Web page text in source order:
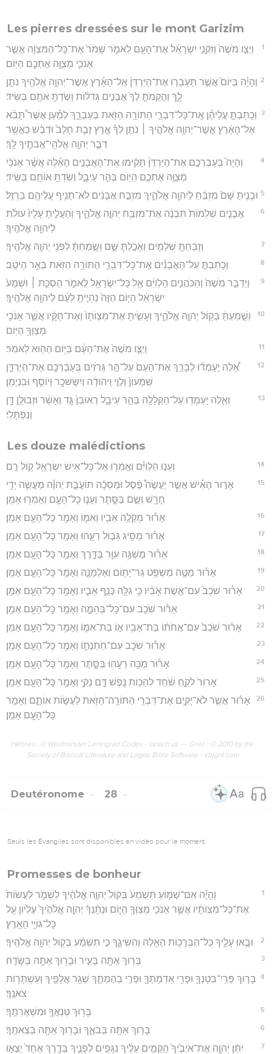
Les pierres dressées sur le mont Garizim
1
וַיְצַ֤ו מֹשֶׁה֙ וְזִקְנֵ֣י יִשְׂרָאֵ֔ל אֶת־הָעָ֖ם לֵאמֹ֑ר שָׁמֹר֙ אֶת־כָּל־הַמִּצְוָ֔ה אֲשֶׁ֧ר
אָנֹכִ֛י מְצַוֶּ֥ה אֶתְכֶ֖ם הַיּֽוֹם׃
2 וְהָיָ֗ה בַּיּוֹם֮ אֲשֶׁ֣ר תַּעַבְר֣וּ אֶת־הַיַּרְדֵּן֒ אֶל־הָאָ֕רֶץ אֲשֶׁר־יְהוָ֥ה אֱלֹהֶ֖יךָ נֹתֵ֣ן
לָ֑ךְ וַהֲקֵמֹתָ֤ לְךָ֙ אֲבָנִ֣ים גְּדֹל֔וֹת וְשַׂדְתָּ֥ אֹתָ֖ם בַּשִּֽׂיד׃
3
וְכָתַבְתָּ֣ עֲלֵיהֶ֗ן אֶֽת־כָּל־דִּבְרֵ֛י הַתּוֹרָ֥ה הַזֹּ֖את בְּעָבְרֶ֑ךָ לְמַ֡עַן אֲשֶׁר֩ תָּבֹ֨א
אֶל־הָאָ֜רֶץ אֲ‍ֽשֶׁר־יְהוָ֥ה אֱלֹהֶ֣יךָ ׀ נֹתֵ֣ן לְךָ֗ אֶ֣רֶץ זָבַ֤ת חָלָב֙ וּדְבַ֔שׁ כַּאֲשֶׁ֥ר
דִּבֶּ֛ר יְהוָ֥ה אֱלֹהֵֽי־אֲבֹתֶ֖יךָ לָֽךְ׃
4
וְהָיָה֮ בְּעָבְרְכֶ֣ם אֶת־הַיַּרְדֵּן֒ תָּקִ֜ימוּ אֶת־הָאֲבָנִ֣ים הָאֵ֗לֶּה אֲשֶׁ֨ר אָנֹכִ֜י
מְצַוֶּ֥ה אֶתְכֶ֛ם הַיּ֖וֹם בְּהַ֣ר עֵיבָ֑ל וְשַׂדְתָּ֥ אוֹתָ֖ם בַּשִּֽׂיד׃
5 וּבָנִ֤יתָ שָּׁם֙ מִזְבֵּ֔חַ לַיהוָ֖ה אֱלֹהֶ֑יךָ מִזְבַּ֣ח אֲבָנִ֔ים לֹא־תָנִ֥יף עֲלֵיהֶ֖ם בַּרְזֶֽל׃
6
אֲבָנִ֤ים שְׁלֵמוֹת֙ תִּבְנֶ֔ה אֶת־מִזְבַּ֖ח יְהוָ֣ה אֱלֹהֶ֑יךָ וְהַעֲלִ֤יתָ עָלָיו֙ עוֹלֹ֔ת
לַיהוָ֖ה אֱלֹהֶֽיךָ׃
7 וְזָבַחְתָּ֥ שְׁלָמִ֖ים וְאָכַ֣לְתָּ שָּׁ֑ם וְשָׂ֣מַחְתָּ֔ לִפְנֵ֖י יְהוָ֥ה אֱלֹהֶֽיךָ׃
8 וְכָתַבְתָּ֣ עַל־הָאֲבָנִ֗ים אֶֽת־כָּל־דִּבְרֵ֛י הַתּוֹרָ֥ה הַזֹּ֖את בַּאֵ֥ר הֵיטֵֽב׃
9
וַיְדַבֵּ֤ר מֹשֶׁה֙ וְהַכֹּהֲנִ֣ים הַלְוִיִּ֔ם אֶ֥ל כָּל־יִשְׂרָאֵ֖ל לֵאמֹ֑ר הַסְכֵּ֤ת ׀ וּשְׁמַע֙
יִשְׂרָאֵ֔ל הַיּ֤וֹם הַזֶּה֙ נִהְיֵ֣יתָֽ לְעָ֔ם לַיהוָ֖ה אֱלֹהֶֽיךָ׃
10
וְשָׁ֣מַעְתָּ֔ בְּק֖וֹל יְהוָ֣ה אֱלֹהֶ֑יךָ וְעָשִׂ֤יתָ אֶת־מִצְוֺתָו֙ וְאֶת־חֻקָּ֔יו אֲשֶׁ֛ר אָנֹכִ֥י
מְצַוְּךָ֖ הַיּֽוֹם׃
11 וַיְצַ֤ו מֹשֶׁה֙ אֶת־הָעָ֔ם בַּיּ֥וֹם הַה֖וּא לֵאמֹֽר׃
12
אֵ֠לֶּה יַֽעַמְד֞וּ לְבָרֵ֤ךְ אֶת־הָעָם֙ עַל־הַ֣ר גְּרִזִ֔ים בְּעָבְרְכֶ֖ם אֶת־הַיַּרְדֵּ֑ן
שִׁמְעוֹן֙ וְלֵוִ֣י וִֽיהוּדָ֔ה וְיִשָּׂשכָ֖ר וְיוֹסֵ֥ף וּבִנְיָמִֽן׃
13
וְאֵ֛לֶּה יַֽעַמְד֥וּ עַל־הַקְּלָלָ֖ה בְּהַ֣ר עֵיבָ֑ל רְאוּבֵן֙ גָּ֣ד וְאָשֵׁ֔ר וּזְבוּלֻ֖ן דָּ֥ן
וְנַפְתָּלִֽי׃
Les douze malédictions
14 וְעָנ֣וּ הַלְוִיִּ֗ם וְאָֽמְר֛וּ אֶל־כָּל־אִ֥ישׁ יִשְׂרָאֵ֖ל ק֥וֹל רָֽם׃
15
אָר֣וּר הָאִ֡ישׁ אֲשֶׁ֣ר יַעֲשֶׂה֩ פֶ֨סֶל וּמַסֵּכָ֜ה תּוֹעֲבַ֣ת יְהוָ֗ה מַעֲשֵׂ֛ה יְדֵ֥י
חָרָ֖שׁ וְשָׂ֣ם בַּסָּ֑תֶר וְעָנ֧וּ כָל־הָעָ֛ם וְאָמְר֖וּ אָמֵֽן׃
16 אָר֕וּר מַקְלֶ֥ה אָבִ֖יו וְאִמּ֑וֹ וְאָמַ֥ר כָּל־הָעָ֖ם אָמֵֽן׃
17 אָר֕וּר מַסִּ֖יג גְּב֣וּל רֵעֵ֑הוּ וְאָמַ֥ר כָּל־הָעָ֖ם אָמֵֽן׃
18 אָר֕וּר מַשְׁגֶּ֥ה עִוֵּ֖ר בַּדָּ֑רֶךְ וְאָמַ֥ר כָּל־הָעָ֖ם אָמֵֽן׃
19 אָר֗וּר מַטֶּ֛ה מִשְׁפַּ֥ט גֵּר־יָת֖וֹם וְאַלְמָנָ֑ה וְאָמַ֥ר כָּל־הָעָ֖ם אָמֵֽן׃
20 אָר֗וּר שֹׁכֵב֙ עִם־אֵ֣שֶׁת אָבִ֔יו כִּ֥י גִלָּ֖ה כְּנַ֣ף אָבִ֑יו וְאָמַ֥ר כָּל־הָעָ֖ם אָמֵֽן׃
21 אָר֕וּר שֹׁכֵ֖ב עִם־כָּל־בְּהֵמָ֑ה וְאָמַ֥ר כָּל־הָעָ֖ם אָמֵֽן׃
22 אָר֗וּר שֹׁכֵב֙ עִם־אֲחֹת֔וֹ בַּת־אָבִ֖יו א֣וֹ בַת־אִמּ֑וֹ וְאָמַ֥ר כָּל־הָעָ֖ם אָמֵֽן׃
23 אָר֕וּר שֹׁכֵ֖ב עִם־חֹֽתַנְתּ֑וֹ וְאָמַ֥ר כָּל־הָעָ֖ם אָמֵֽן׃
24 אָר֕וּר מַכֵּ֥ה רֵעֵ֖הוּ בַּסָּ֑תֶר וְאָמַ֥ר כָּל־הָעָ֖ם אָמֵֽן׃
25 אָרוּר֙ לֹקֵ֣חַ שֹׁ֔חַד לְהַכּ֥וֹת נֶ֖פֶשׁ דָּ֣ם נָקִ֑י וְאָמַ֥ר כָּל־הָעָ֖ם אָמֵֽן׃
26
אָר֗וּר אֲשֶׁ֧ר לֹא־יָקִ֛ים אֶת־דִּבְרֵ֥י הַתּוֹרָֽה־הַזֹּ֖את לַעֲשׂ֣וֹת אוֹתָ֑ם וְאָמַ֥ר
כָּל־הָעָ֖ם אָמֵֽן׃
Hébreu : © Westminster Leningrad Codex - tanach.us --- Grec : © 2010 by the
Society of Biblical Literature and Logos Bible Software - sblgnt.com
Deutéronome 28
Seuls les Évangiles sont disponibles en vidéo pour le moment.
Promesses de bonheur
1
וְהָיָ֗ה אִם־שָׁמ֤וֹעַ תִּשְׁמַע֙ בְּקוֹל֙ יְהוָ֣ה אֱלֹהֶ֔יךָ לִשְׁמֹ֤ר לַעֲשׂוֹת֙
אֶת־כָּל־מִצְוֺתָ֔יו אֲשֶׁ֛ר אָנֹכִ֥י מְצַוְּךָ֖ הַיּ֑וֹם וּנְתָ֨נְךָ֜ יְהוָ֤ה אֱלֹהֶ֙יךָ֙ עֶלְי֔וֹן עַ֖ל
כָּל־גּוֹיֵ֥י הָאָֽרֶץ׃
2 וּבָ֧אוּ עָלֶ֛יךָ כָּל־הַבְּרָכ֥וֹת הָאֵ֖לֶּה וְהִשִּׂיגֻ֑ךָ כִּ֣י תִשְׁמַ֔ע בְּק֖וֹל יְהוָ֥ה אֱלֹהֶֽיךָ׃
3 בָּר֥וּךְ אַתָּ֖ה בָּעִ֑יר וּבָר֥וּךְ אַתָּ֖ה בַּשָּׂדֶֽה׃
4
בָּר֧וּךְ פְּרִֽי־בִטְנְךָ֛ וּפְרִ֥י אַדְמָתְךָ֖ וּפְרִ֣י בְהֶמְתֶּ֑ךָ שְׁגַ֥ר אֲלָפֶ֖יךָ וְעַשְׁתְּר֥וֹת
צֹאנֶֽךָ׃
5 בָּר֥וּךְ טַנְאֲךָ֖ וּמִשְׁאַרְתֶּֽךָ׃
6 בָּר֥וּךְ אַתָּ֖ה בְּבֹאֶ֑ךָ וּבָר֥וּךְ אַתָּ֖ה בְּצֵאתֶֽךָ׃
7
יִתֵּ֨ן יְהוָ֤ה אֶת־אֹיְבֶ֙יךָ֙ הַקָּמִ֣ים עָלֶ֔יךָ נִגָּפִ֖ים לְפָנֶ֑יךָ בְּדֶ֤רֶךְ אֶחָד֙ יֵצְא֣וּ